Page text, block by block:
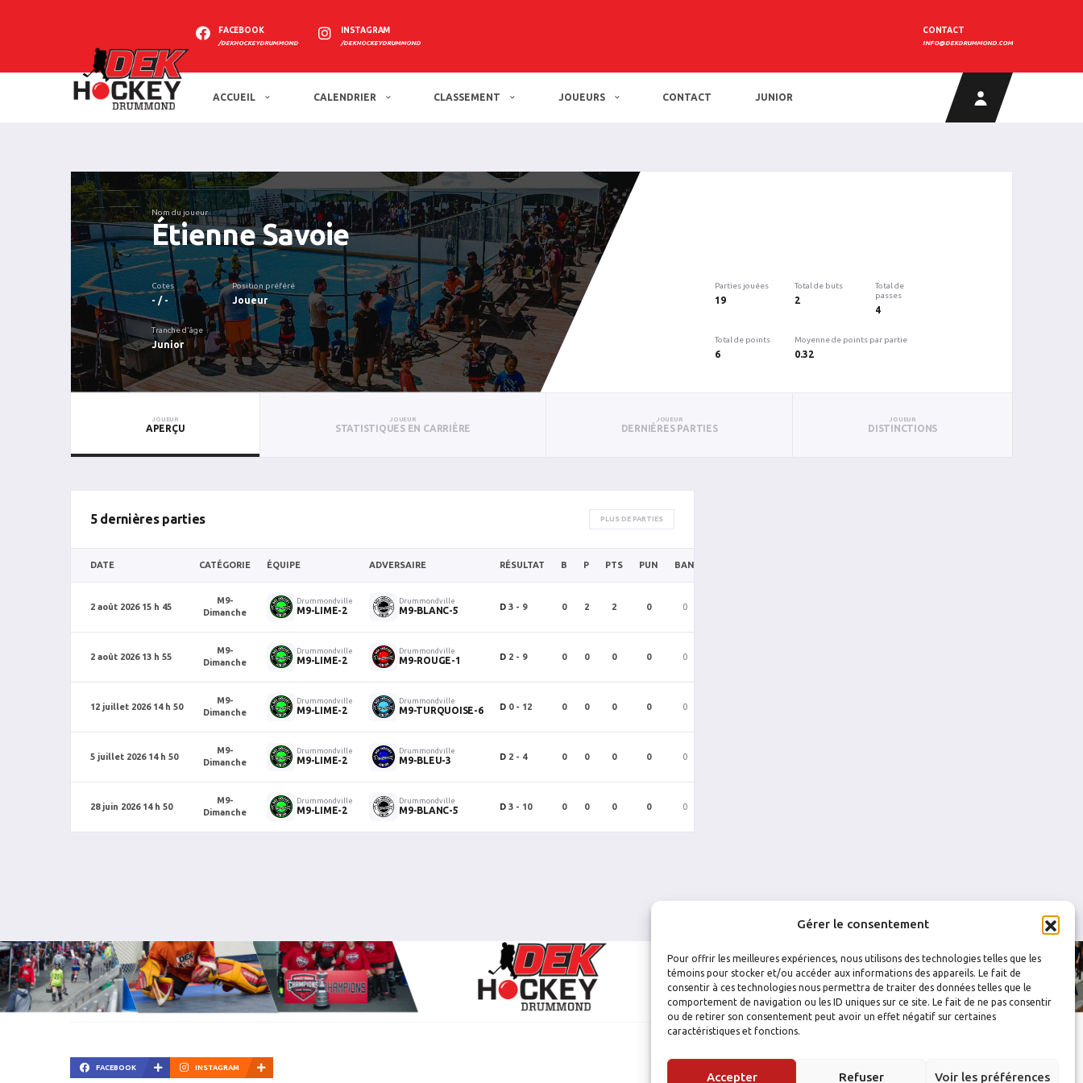
Gérer le consentement
Pour offrir les meilleures expériences, nous utilisons des technologies telles que les
témoins pour stocker et/ou accéder aux informations des appareils. Le fait de
consentir à ces technologies nous permettra de traiter des données telles que le
comportement de navigation ou les ID uniques sur ce site. Le fait de ne pas consentir
ou de retirer son consentement peut avoir un effet négatif sur certaines
caractéristiques et fonctions.
Accepter Refuser Voir les préférences
FACEBOOK
/DEKHOCKEYDRUMMOND
INSTAGRAM
/DEKHOCKEYDRUMMOND
CONTACT
INFO@DEKDRUMMOND.COM
ACCUEIL CALENDRIER CLASSEMENT JOUEURS CONTACT JUNIOR
Nom du joueur
Étienne Savoie
Cotes
- / -
Position préféré
Joueur
Tranche d'âge
Junior
Parties jouées
19
Total de buts
2
Total de
passes
4
Total de points
6
Moyenne de points par partie
0.32
JOUEUR
APERÇU
JOUEUR
STATISTIQUES EN CARRIÈRE
JOUEUR
DERNIÈRES PARTIES
JOUEUR
DISTINCTIONS
5 dernières parties PLUS DE PARTIES
DATE CATÉGORIE ÉQUIPE ADVERSAIRE RÉSULTAT B P PTS PUN BAN
2 août 2026 15 h 45
M9-
Dimanche
Drummondville
M9-LIME-2
Drummondville
M9-BLANC-5 D 3 - 9 0 2 2 0 0
2 août 2026 13 h 55
M9-
Dimanche
Drummondville
M9-LIME-2
Drummondville
M9-ROUGE-1 D 2 - 9 0 0 0 0 0
12 juillet 2026 14 h 50
M9-
Dimanche
Drummondville
M9-LIME-2
Drummondville
M9-TURQUOISE-6 D 0 - 12 0 0 0 0 0
5 juillet 2026 14 h 50
M9-
Dimanche
Drummondville
M9-LIME-2
Drummondville
M9-BLEU-3 D 2 - 4 0 0 0 0 0
28 juin 2026 14 h 50
M9-
Dimanche
Drummondville
M9-LIME-2
Drummondville
M9-BLANC-5 D 3 - 10 0 0 0 0 0
FACEBOOK INSTAGRAM